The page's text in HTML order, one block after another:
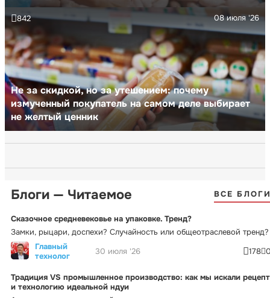
Не за скидкой, но за утешением: почему
измученный покупатель на самом деле выбирает
не желтый ценник
08 июля '26
842
Блоги — Читаемое ВСЕ
Сказочное средневековье на упаковке. Тренд?
Замки, рыцари, доспехи? Случайность или общеотраслевой тренд?
Главный
технолог
30 июля '26 178
Традиция VS промышленное производство: как мы искали рецепт
и технологию идеальной ндуи